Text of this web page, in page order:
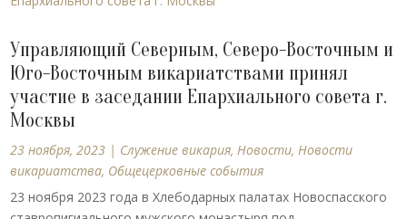
Управляющий Северным, Северо-Восточным и
Юго-Восточным викариатствами принял
участие в заседании Епархиального совета г.
Москвы
23 ноября, 2023 | Cлужение викария,Новости,Новости
викариатства, Общецерковные события
23 ноября 2023 года в Хлебодарных палатах Новоспасского